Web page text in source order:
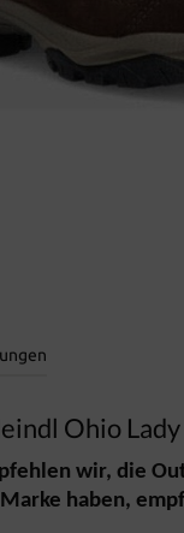
Ohio Lady
wir, die
haben,